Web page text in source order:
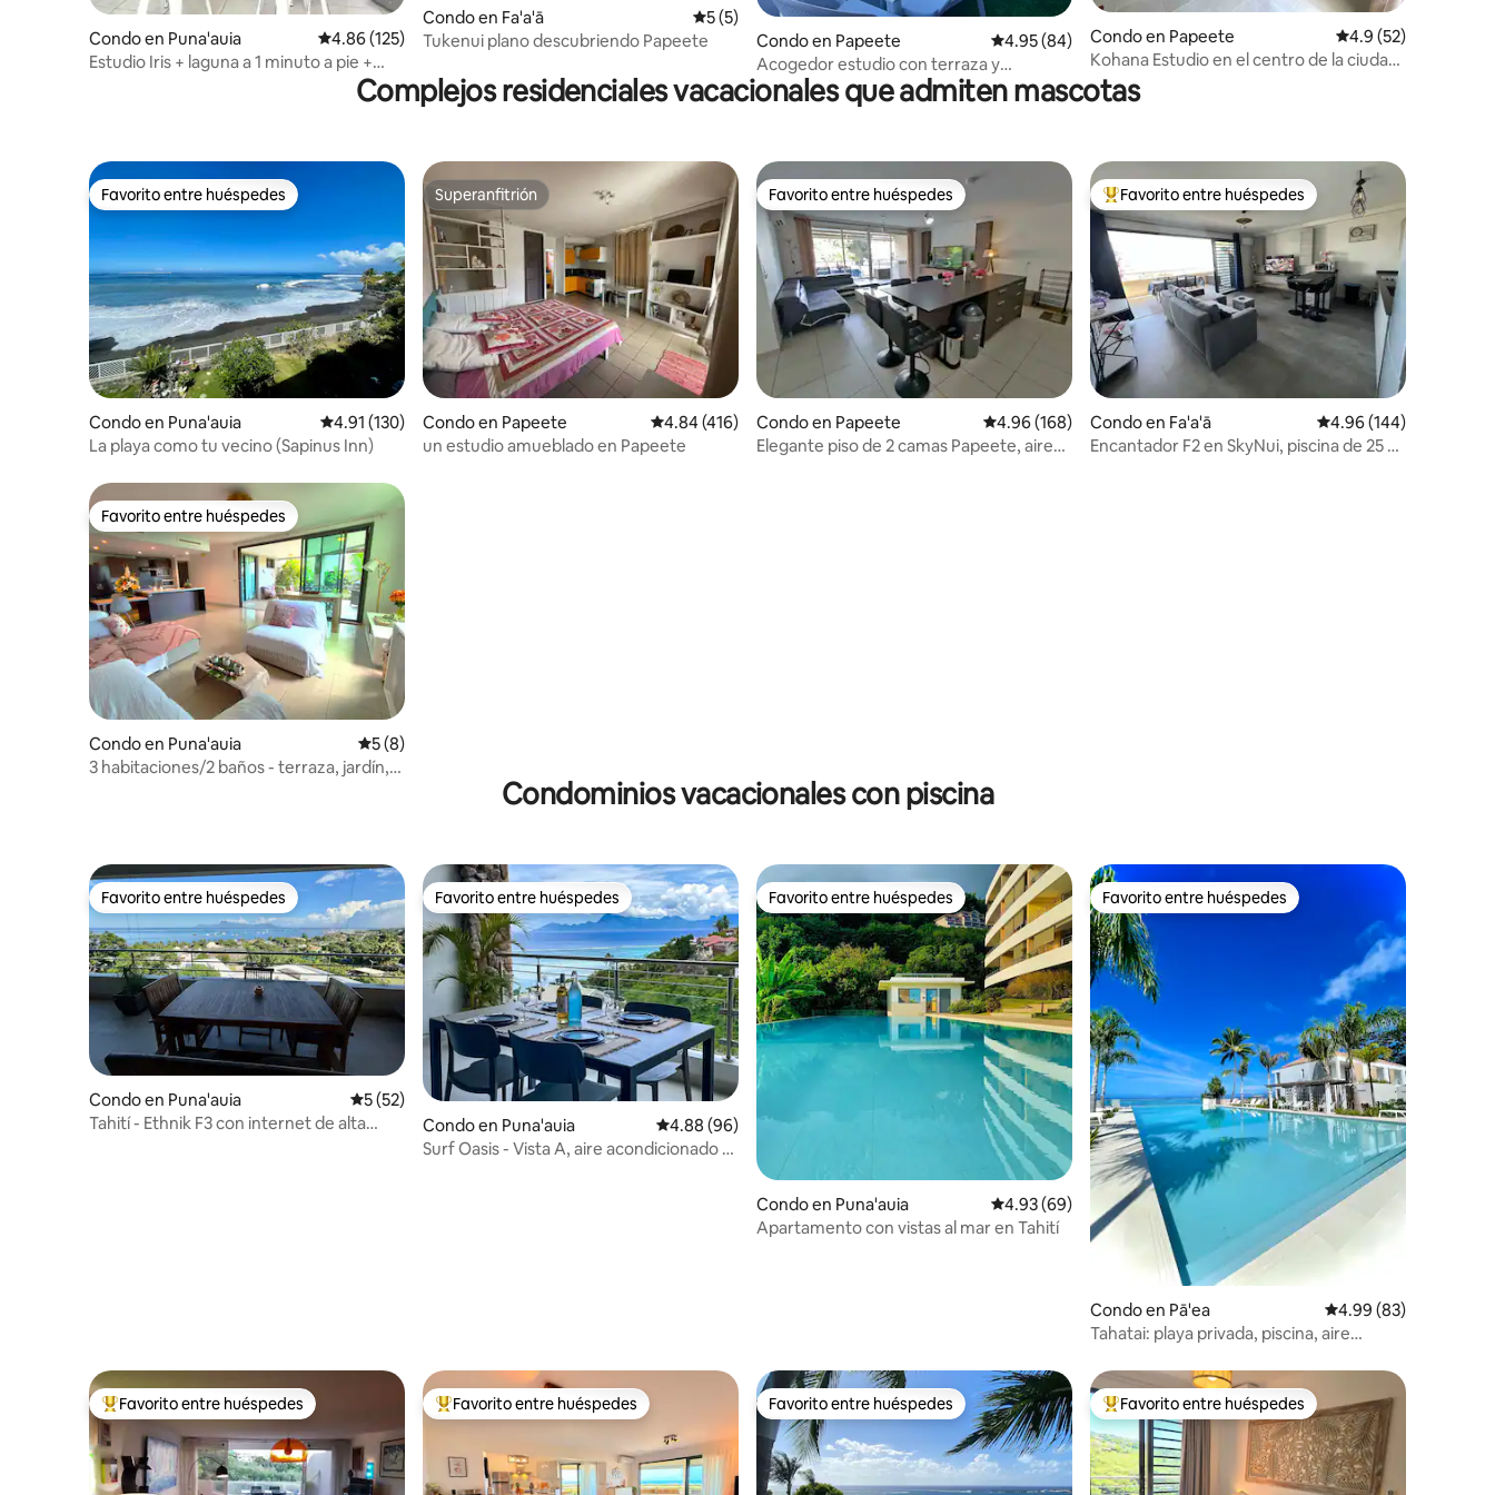
Condo en Puna'auia Calificación promedio: 4.86 de 5, 125 reseñas
4.86 (125)
Estudio Iris + laguna a 1 minuto a pie +
Condo en Fa'a'ā Calificación promedio: 5 de 5, 5 reseñas
5 (5)
Tukenui plano descubriendo Papeete
Condo en Papeete Calificación promedio: 4.95 de 5, 84 reseñas
4.95 (84)
Acogedor estudio con terraza y
aparcamiento gratuito en Papeete
Condo en Papeete Calificación
4.9 (52)
Kohana Estudio en el centro de la ciudad
Papeete
Complejos residenciales vacacionales que admiten mascotas
Favorito entre huéspedes
Favorito entre huéspedes
Condo en Puna'auia Calificación promedio: 4.91 de 5, 130 reseñas
4.91 (130)
La playa como tu vecino (Sapinus Inn)
Superanfitrión
Superanfitrión
Condo en Papeete Calificación promedio: 4.84 de 5, 416 reseñas
4.84 (416)
un estudio amueblado en Papeete
Favorito entre huéspedes
Favorito entre huéspedes
Condo en Papeete Calificación promedio: 4.96 de 5, 168 reseñas
4.96 (168)
Elegante piso de 2 camas Papeete, aire
Favorito entre huéspedes preferido
Favorito entre huéspedes
Condo en Fa'a'ā Calificación promedio:
4.96 (144)
Encantador F2 en SkyNui, piscina de 25 m
Favorito entre huéspedes
Favorito entre huéspedes
Condo en Puna'auia Calificación promedio: 5 de 5, 8 reseñas
5 (8)
3 habitaciones/2 baños - terraza, jardín,
Condominios vacacionales con piscina
Favorito entre huéspedes
Favorito entre huéspedes
Condo en Puna'auia Calificación promedio: 5 de 5, 52 reseñas
5 (52)
Tahití - Ethnik F3 con internet de alta
Favorito entre huéspedes
Favorito entre huéspedes
Condo en Puna'auia Calificación promedio: 4.88 de 5, 96 reseñas
4.88 (96)
Surf Oasis - Vista A, aire acondicionado y
Favorito entre huéspedes
Favorito entre huéspedes
Condo en Puna'auia Calificación promedio: 4.93 de 5, 69 reseñas
4.93 (69)
Apartamento con vistas al mar en Tahití
Favorito entre huéspedes
Favorito entre huéspedes
Condo en Pā'ea Calificación
4.99 (83)
Tahatai: playa privada, piscina, aire
Favorito entre huéspedes preferido
Favorito entre huéspedes Favorito entre huéspedes preferido
Favorito entre huéspedes Favorito entre huéspedes
Favorito entre huéspedes Favorito entre huéspedes preferido
Favorito entre huéspedes